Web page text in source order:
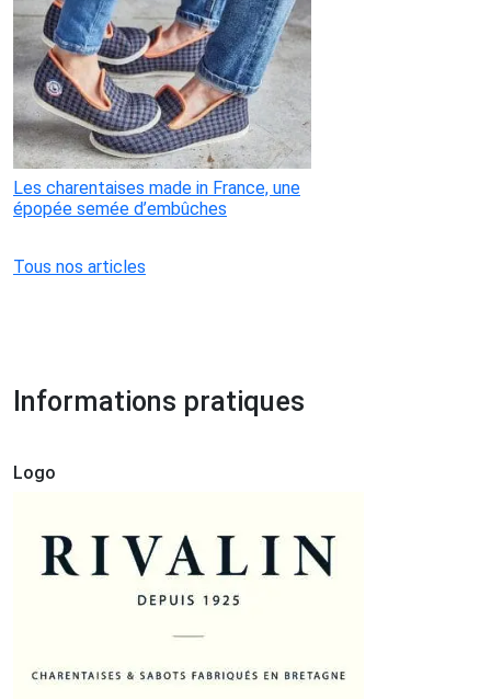
Les charentaises made in France, une
épopée semée d’embûches
Tous nos articles
Informations pratiques
Logo